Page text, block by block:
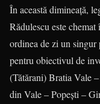
În această dimineață,
Rădulescu este
ordinea de zi un
pentru obiectivul de
(Tătărani) Bratia Vale
din Vale – Popești –